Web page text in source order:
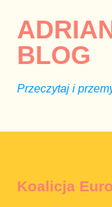
BLOG
Przeczytaj i
Koalicja